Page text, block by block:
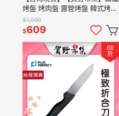
烤盤 烤肉盤 露營烤盤 韓式烤肉
盤 鑄鐵盤 多功能炒盤 煎肉盤
把手 附繩 戶外 露營 野炊
$1,099
$609
68
折